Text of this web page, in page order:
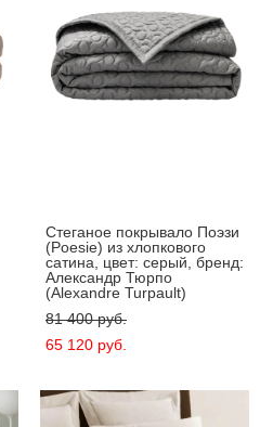
Стеганое покрывало Поэзи
(Poesie) из хлопкового
сатина, цвет: серый, бренд:
Александр Тюрпо
(Alexandre Turpault)
81 400 pуб.
65 120 pуб.